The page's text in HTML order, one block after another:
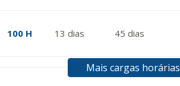
100 H 13 dias 45 dias
dias 60dias
Mais cargas horárias